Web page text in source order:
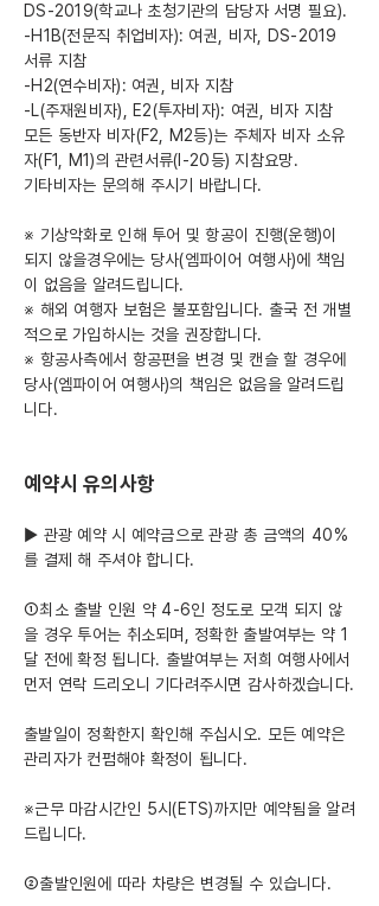
DS-2019(학교나 초청기관의 담당자 서명 필요).
-H1B(전문직 취업비자): 여권, 비자, DS-2019
서류 지참
-H2(연수비자): 여권, 비자 지참
-L(주재원비자), E2(투자비자): 여권, 비자 지참
모든 동반자 비자(F2, M2등)는 주체자 비자 소유
자(F1, M1)의 관련서류(I-20등) 지참요망.
기타비자는 문의해 주시기 바랍니다.
※ 기상악화로 인해 투어 및 항공이 진행(운행)이
되지 않을경우에는 당사(엠파이어 여행사)에 책임
이 없음을 알려드립니다.
※ 해외 여행자 보험은 불포함입니다. 출국 전 개별
적으로 가입하시는 것을 권장합니다.
※ 항공사측에서 항공편을 변경 및 캔슬 할 경우에
당사(엠파이어 여행사)의 책임은 없음을 알려드립
니다.
예약시 유의사항
► 관광 예약 시 예약금으로 관광 총 금액의 40%
를 결제 해 주셔야 합니다.
①최소 출발 인원 약 4-6인 정도로 모객 되지 않
을 경우 투어는 취소되며, 정확한 출발여부는 약 1
달 전에 확정 됩니다. 출발여부는 저희 여행사에서
먼저 연락 드리오니 기다려주시면 감사하겠습니다.
출발일이 정확한지 확인해 주십시오. 모든 예약은
관리자가 컨펌해야 확정이 됩니다.
※근무 마감시간인 5시(ETS)까지만 예약됨을 알려
드립니다.
②출발인원에 따라 차량은 변경될 수 있습니다.